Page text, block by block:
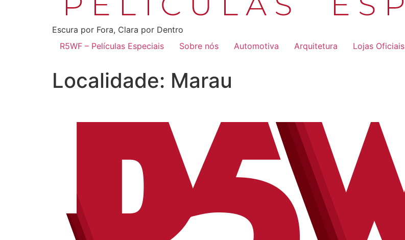
Escura por Fora, Clara por Dentro
R5WF – Películas Especiais
Sobre nós Automotiva Arquitetura Lojas Oficiais
Localidade: Marau